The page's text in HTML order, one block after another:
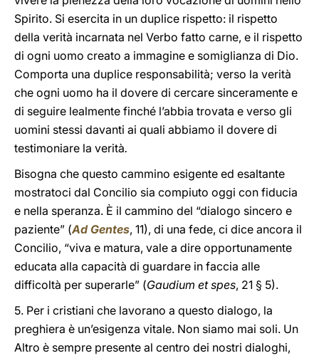
Spirito. Si esercita in un duplice rispetto: il rispetto
della verità incarnata nel Verbo fatto carne, e il rispetto
di ogni uomo creato a immagine e somiglianza di Dio.
Comporta una duplice responsabilità; verso la verità
che ogni uomo ha il dovere di cercare sinceramente e
di seguire lealmente finché l’abbia trovata e verso gli
uomini stessi davanti ai quali abbiamo il dovere di
testimoniare la verità.
Bisogna che questo cammino esigente ed esaltante
mostratoci dal Concilio sia compiuto oggi con fiducia
e nella speranza. È il cammino del “dialogo sincero e
paziente” (Ad Gentes, 11), di una fede, ci dice ancora il
Concilio, “viva e matura, vale a dire opportunamente
educata alla capacità di guardare in faccia alle
difficoltà per superarle” (Gaudium et spes, 21 § 5).
5. Per i cristiani che lavorano a questo dialogo, la
preghiera è un’esigenza vitale. Non siamo mai soli. Un
Altro è sempre presente al centro dei nostri dialoghi,